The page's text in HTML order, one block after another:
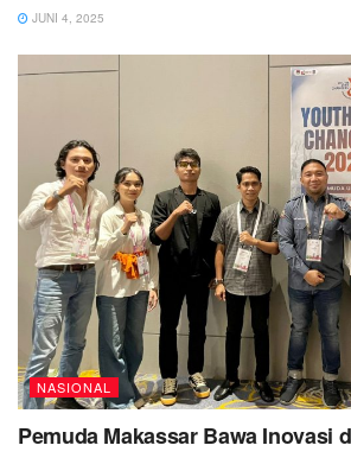
JUNI 4, 2025
NASIONAL
Pemuda Makassar Bawa Inovasi